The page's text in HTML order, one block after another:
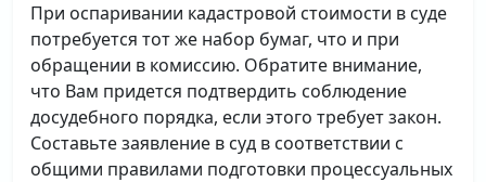
При оспаривании кадастровой стоимости в суде
потребуется тот же набор бумаг, что и при
обращении в комиссию. Обратите внимание,
что Вам придется подтвердить соблюдение
досудебного порядка, если этого требует закон.
Составьте заявление в суд в соответствии с
общими правилами подготовки процессуальных